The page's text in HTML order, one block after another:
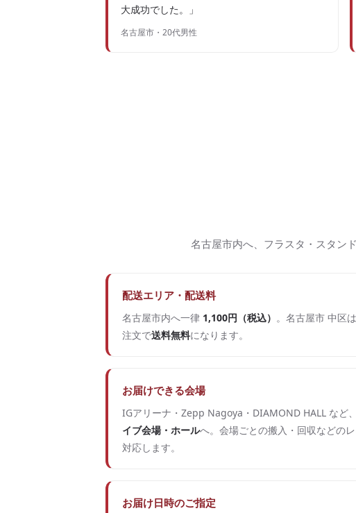
大成功でした。」
名古屋市・20代男性
名古屋市内へ、フラスタ・スタン
配送エリア・配送料
名古屋市内へ一律 1,100円（税込） 。名古屋市 中区
注文で送料無料になります。
お届けできる会場
IGアリーナ・Zepp Nagoya・DIAMOND HALL など、
イブ会場・ホールへ。会場ごとの搬入・回収などの
対応します。
お届け日時のご指定